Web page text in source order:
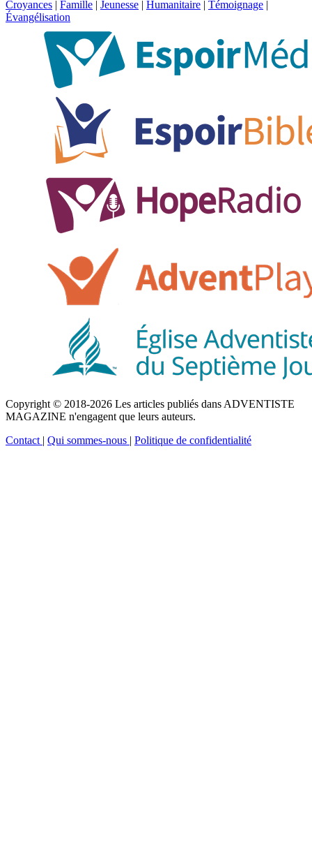
Croyances | Famille | Jeunesse | Humanitaire | Témoignage |
Évangélisation
Copyright © 2018-2026 Les articles publiés dans ADVENTISTE
MAGAZINE n'engagent que leurs auteurs.
Contact | Qui sommes-nous | Politique de confidentialité